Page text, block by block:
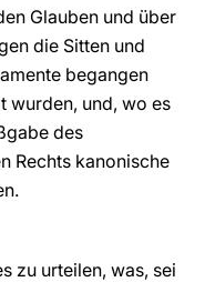
Glauben und über
die Sitten und
begangen
wurden, und, wo es
des
Rechts kanonische
zu urteilen, was, sei